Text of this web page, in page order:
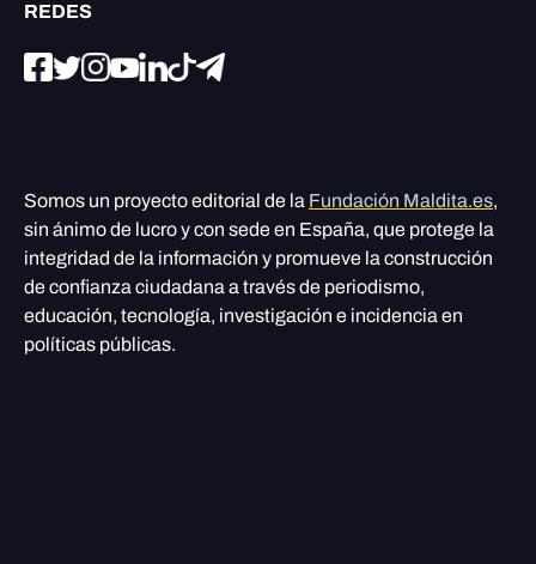
REDES
Somos un proyecto editorial de la Fundación Maldita.es,
sin ánimo de lucro y con sede en España, que protege la
integridad de la información y promueve la construcción
de confianza ciudadana a través de periodismo,
educación, tecnología, investigación e incidencia en
políticas públicas.